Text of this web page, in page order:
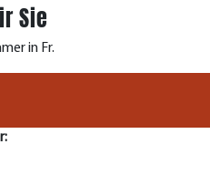
Sie
in Fr.